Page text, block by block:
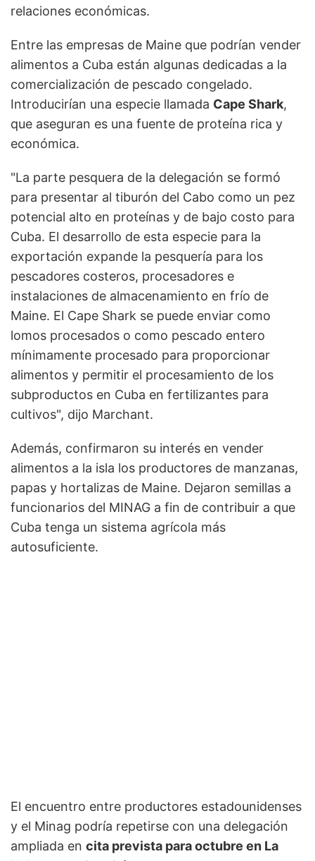
relaciones económicas.
Entre las empresas de Maine que podrían vender
alimentos a Cuba están algunas dedicadas a la
comercialización de pescado congelado.
Introducirían una especie llamada Cape Shark,
que aseguran es una fuente de proteína rica y
económica.
"La parte pesquera de la delegación se formó
para presentar al tiburón del Cabo como un pez
potencial alto en proteínas y de bajo costo para
Cuba. El desarrollo de esta especie para la
exportación expande la pesquería para los
pescadores costeros, procesadores e
instalaciones de almacenamiento en frío de
Maine. El Cape Shark se puede enviar como
lomos procesados ​​o como pescado entero
mínimamente procesado para proporcionar
alimentos y permitir el procesamiento de los
subproductos en Cuba en fertilizantes para
cultivos", dijo Marchant.
Además, confirmaron su interés en vender
alimentos a la isla los productores de manzanas,
papas y hortalizas de Maine. Dejaron semillas a
funcionarios del MINAG a fin de contribuir a que
Cuba tenga un sistema agrícola más
autosuficiente.
El encuentro entre productores estadounidenses
y el Minag podría repetirse con una delegación
ampliada en cita prevista para octubre en La